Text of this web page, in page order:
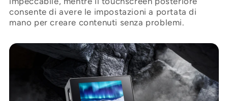
consente di avere le impostazioni a portata di
mano per creare contenuti senza problemi.